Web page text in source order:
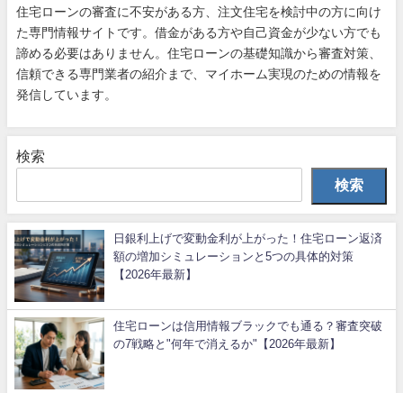
住宅ローンの審査に不安がある方、注文住宅を検討中の方に向け
た専門情報サイトです。借金がある方や自己資金が少ない方でも
諦める必要はありません。住宅ローンの基礎知識から審査対策、
信頼できる専門業者の紹介まで、マイホーム実現のための情報を
発信しています。
検索
検索
日銀利上げで変動金利が上がった！住宅ローン返済
額の増加シミュレーションと5つの具体的対策
【2026年最新】
住宅ローンは信用情報ブラックでも通る？審査突破
の7戦略と"何年で消えるか"【2026年最新】